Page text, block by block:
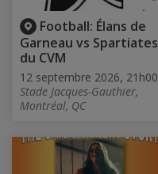
Football: Élans de
Garneau vs Spartiates
du CVM
12 septembre 2026, 21h00
Stade Jacques-Gauthier,
Montréal, QC